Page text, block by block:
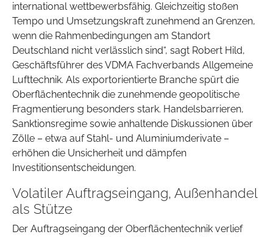
international wettbewerbsfähig. Gleichzeitig stoßen
Tempo und Umsetzungskraft zunehmend an Grenzen,
wenn die Rahmenbedingungen am Standort
Deutschland nicht verlässlich sind“, sagt Robert Hild,
Geschäftsführer des VDMA Fachverbands Allgemeine
Lufttechnik. Als exportorientierte Branche spürt die
Oberflächentechnik die zunehmende geopolitische
Fragmentierung besonders stark. Handelsbarrieren,
Sanktionsregime sowie anhaltende Diskussionen über
Zölle – etwa auf Stahl- und Aluminiumderivate –
erhöhen die Unsicherheit und dämpfen
Investitionsentscheidungen.
Volatiler Auftragseingang, Außenhandel
als Stütze
Der Auftragseingang der Oberflächentechnik verlief